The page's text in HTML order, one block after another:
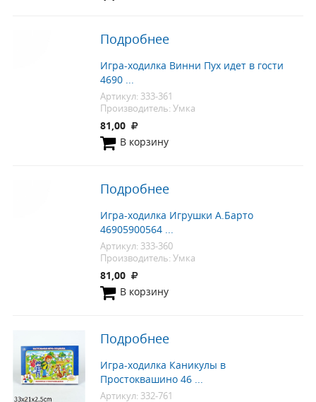
Подробнее
Игра-ходилка Винни Пух идет в гости
4690 ...
Артикул: 333-361
Производитель: Умка
81,00
В корзину
Подробнее
Игра-ходилка Игрушки А.Барто
46905900564 ...
Артикул: 333-360
Производитель: Умка
81,00
В корзину
Подробнее
Игра-ходилка Каникулы в
Простоквашино 46 ...
Артикул: 332-761